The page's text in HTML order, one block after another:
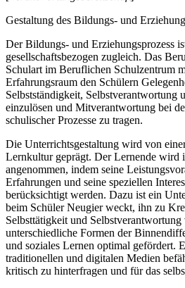
Gestaltung des Bildungs- und
Der Bildungs- und Erziehungsprozess
gesellschaftsbezogen zugleich. Das
Schulart im Beruflichen Schulzentrum
Erfahrungsraum den Schülern
Selbstständigkeit, Selbstverantwortung
einzulösen und Mitverantwortung bei
schulischer Prozesse zu tragen.
Die Unterrichtsgestaltung wird von
Lernkultur geprägt. Der Lernende wird
angenommen, indem seine
Erfahrungen und seine speziellen
berücksichtigt werden. Dazu ist ein
beim Schüler Neugier weckt, ihn zu
Selbsttätigkeit und
unterschiedliche Formen der
und soziales Lernen optimal gefördert.
traditionellen und digitalen Medien
kritisch zu hinterfragen und für das